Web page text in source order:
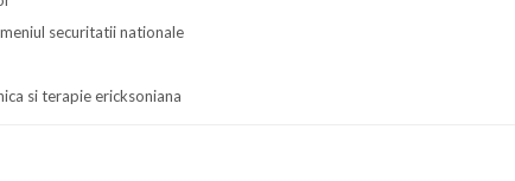
securitatii nationale
si terapie ericksoniana